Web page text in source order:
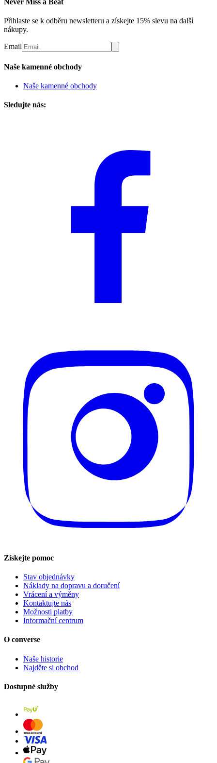
Never Miss a Beat
Přihlaste se k odběru newsletteru a získejte 15% slevu na další
nákupy.
Email
Naše kamenné obchody
Naše kamenné obchody
Sledujte nás:
Získejte pomoc
Stav objednávky
Náklady na dopravu a doručení
Vrácení a výměny
Kontaktujte nás
Možnosti platby
Informační centrum
O converse
Naše historie
Najděte si obchod
Dostupné služby